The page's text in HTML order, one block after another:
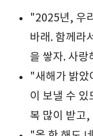
"2025년, 우
바래. 함께라
을 쌓자. 사랑
"새해가 밝았
이 보낼 수 있
복 많이 받고